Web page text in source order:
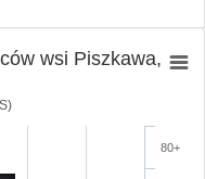
wsi Piszkawa,
80+